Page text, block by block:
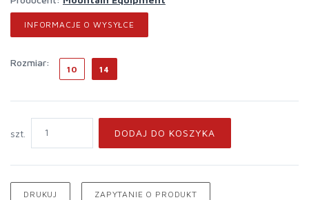
INFORMACJE O WYSYŁCE
rozmiar:
10 14
szt. DODAJ DO KOSZYKA
DRUKUJ ZAPYTANIE O PRODUKT